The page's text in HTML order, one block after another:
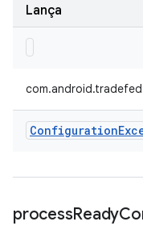
Lança
Configuration
processReady